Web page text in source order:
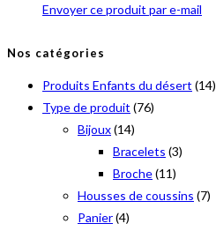
Envoyer ce produit par e-mail
Nos catégories
Produits Enfants du désert (14)
Type de produit (76)
Bijoux(14)
Bracelets (3)
Broche(11)
Housses de coussins (7)
Panier(4)